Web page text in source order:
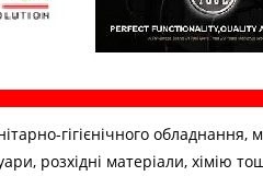
гігієнічного обладнання,
розхідні матеріали, хімію